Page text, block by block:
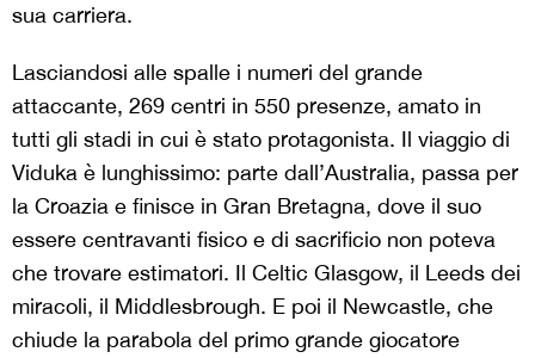
sua carriera.
Lasciandosi alle spalle i numeri del grande
attaccante, 269 centri in 550 presenze, amato in
tutti gli stadi in cui è stato protagonista. Il viaggio di
Viduka è lunghissimo: parte dall’Australia, passa per
la Croazia e finisce in Gran Bretagna, dove il suo
essere centravanti fisico e di sacrificio non poteva
che trovare estimatori. Il Celtic Glasgow, il Leeds dei
miracoli, il Middlesbrough. E poi il Newcastle, che
chiude la parabola del primo grande giocatore